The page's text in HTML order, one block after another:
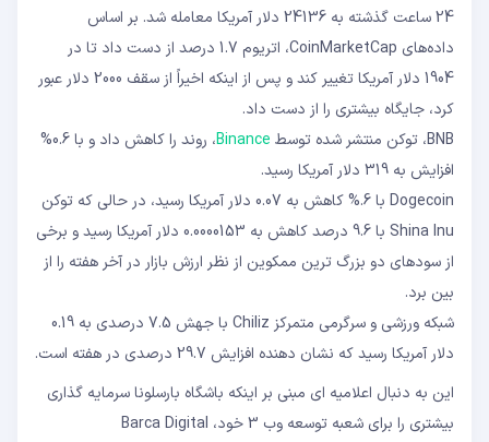
24 ساعت گذشته به 24136 دلار آمریکا معامله شد. بر اساس
داده‌های CoinMarketCap، اتریوم 1.7 درصد از دست داد تا در
1904 دلار آمریکا تغییر کند و پس از اینکه اخیراً از سقف 2000 دلار عبور
کرد، جایگاه بیشتری را از دست داد.
BNB، توکن منتشر شده توسط
Binance
، روند را کاهش داد و با 0.6%
افزایش به 319 دلار آمریکا رسید.
Dogecoin با 6.% کاهش به 0.07 دلار آمریکا رسید، در حالی که توکن
Shina Inu با 9.6 درصد کاهش به 0.0000153 دلار آمریکا رسید و برخی
از سودهای دو بزرگ ترین ممکوین از نظر ارزش بازار در آخر هفته را از
بین برد.
شبکه ورزشی و سرگرمی متمرکز Chiliz با جهش 7.5 درصدی به 0.19
دلار آمریکا رسید که نشان دهنده افزایش 29.7 درصدی در هفته است.
این به دنبال اعلامیه ای مبنی بر اینکه باشگاه بارسلونا سرمایه گذاری
بیشتری را برای شعبه توسعه وب 3 خود، Barca Digital